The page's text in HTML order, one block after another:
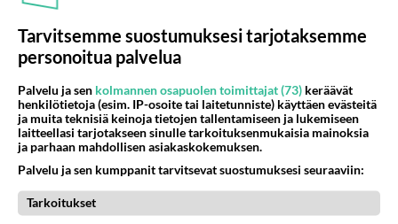
Miten si...
02.03.2007 15:07 4 4926
HALLOWEEN Vastattu 19v
Erilaisia booleja
Kysyisin vaan että oliskohan teillä alkoholittomia booli-
ideoita? Kiitos jo etukäteen kaikille vastanneille ;)...
25.02.2007 19:04
Tarvitsemme suostumuksesi tarjotaksemme
personoitua palvelua
Palvelu ja sen kolmannen osapuolen toimittajat (73) keräävät
henkilötietoja (esim. IP-osoite tai laitetunniste) käyttäen evästeitä
ja muita teknisiä keinoja tietojen tallentamiseen ja lukemiseen
laitteellasi tarjotakseen sinulle tarkoituksenmukaisia mainoksia
ja parhaan mahdollisen asiakaskokemuksen.
Palvelu ja sen kumppanit tarvitsevat suostumuksesi seuraaviin:
Tarkoitukset